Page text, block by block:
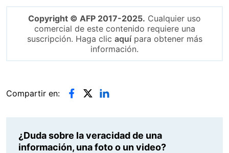
Copyright © AFP 2017-2025. Cualquier uso
comercial de este contenido requiere una
suscripción. Haga clic aquípara obtener más
información.
Compartir en:
¿Duda sobre la veracidad de una
información, una foto o un video?